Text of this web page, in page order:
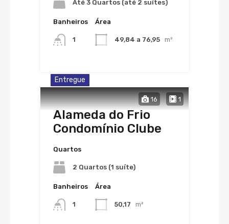
Até 3 Quartos (até 2 suítes)
Banheiros
1
Área
49,84 a 76,95 m²
16 1
Entregue
Alameda do Frio
Condomínio Clube
Quartos
2 Quartos (1 suíte)
Banheiros
1
Área
50,17 m²